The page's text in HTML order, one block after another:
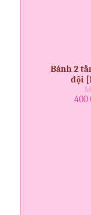
Bánh 2
đội
400